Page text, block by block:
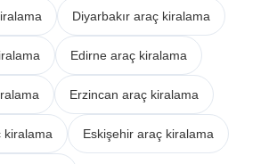
Diyarbakır araç kiralama
Edirne araç kiralama
Erzincan araç kiralama
kiralama Eskişehir araç kiralama